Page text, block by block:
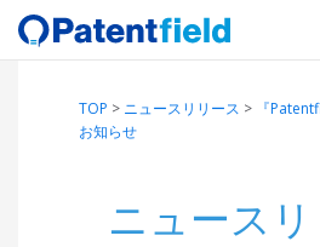
TOP > ニュースリリース > 『
お知らせ
ニュース